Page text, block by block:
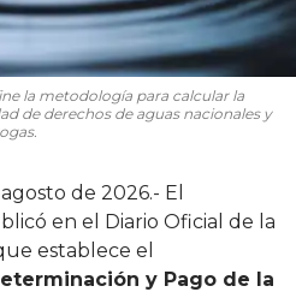
la metodología para calcular la
de derechos de aguas nacionales y
de 2026.- El
en el Diario Oficial de la
establece el
y Pago de la